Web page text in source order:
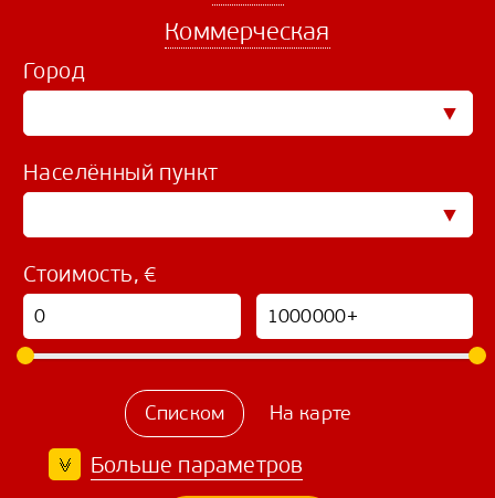
Коммерческая
Город
Населённый пункт
Стоимость, €
Списком На карте
Больше параметров